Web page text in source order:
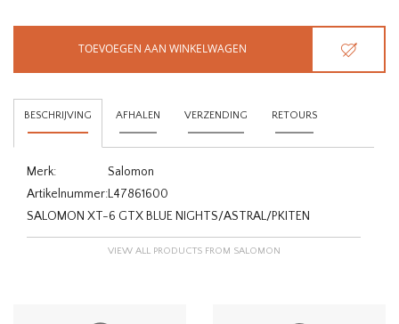
TOEVOEGEN AAN WINKELWAGEN
BESCHRIJVING AFHALEN VERZENDING RETOURS
Merk:
Salomon
Artikelnummer:L47861600
SALOMON XT-6 GTX BLUE NIGHTS/ASTRAL/PKITEN
VIEW ALL PRODUCTS FROM SALOMON